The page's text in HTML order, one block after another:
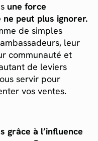
une force
peut plus ignorer.
de simples
leur
communauté et
de leviers
servir pour
vos ventes.
grâce à l’influence